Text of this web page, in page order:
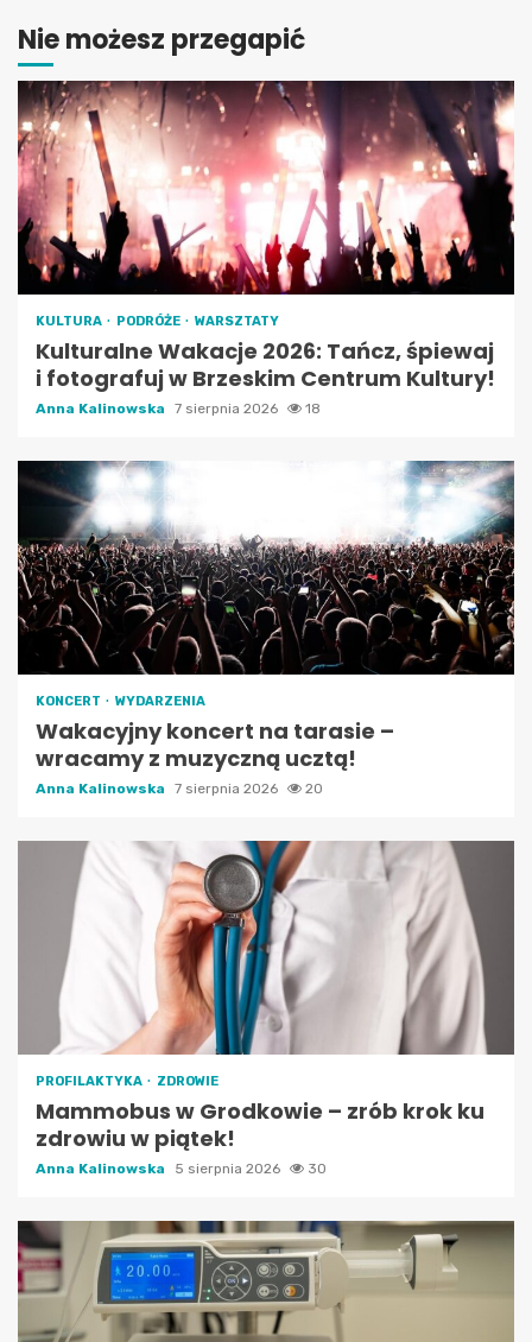
Nie możesz przegapić
KULTURA PODRÓŻE WARSZTATY
Kulturalne Wakacje 2026: Tańcz, śpiewaj
i fotografuj w Brzeskim Centrum Kultury!
Anna Kalinowska 7 sierpnia 2026 18
KONCERT WYDARZENIA
Wakacyjny koncert na tarasie –
wracamy z muzyczną ucztą!
Anna Kalinowska 7 sierpnia 2026 20
PROFILAKTYKA ZDROWIE
Mammobus w Grodkowie – zrób krok ku
zdrowiu w piątek!
Anna Kalinowska 5 sierpnia 2026 30